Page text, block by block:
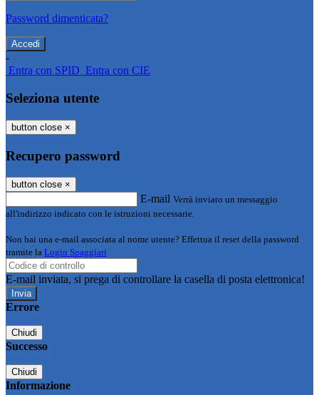
Password dimenticata?
-
Entra con SPID Entra con CIE
Seleziona utente
button close ×
Recupero password
button close ×
E-mail Verrà inviato un messaggio
all'indirizzo indicato con le istruzioni necessarie.
Non hai una e-mail associata al nome utente? Effettua il reset della password
tramite la Login Spaggiari
E-mail inviata, si prega di controllare la casella di posta elettronica!
Errore
Chiudi
Successo
Chiudi
Informazione